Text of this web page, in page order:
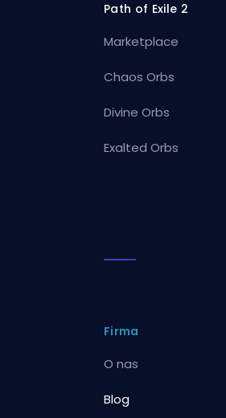
Path of Exile 2
Marketplace
Chaos Orbs
Divine Orbs
Exalted Orbs
Firma
O nas
Blog